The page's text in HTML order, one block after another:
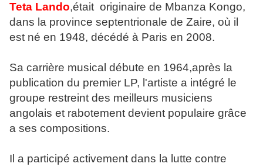
Teta Lando,était originaire de Mbanza Kongo,
dans la province septentrionale de Zaire, où il
est né en 1948, décédé à Paris en 2008.
Sa carrière musical débute en 1964,après la
publication du premier LP, l'artiste a intégré le
groupe restreint des meilleurs musiciens
angolais et rabotement devient populaire grâce
a ses compositions.
Il a participé activement dans la lutte contre